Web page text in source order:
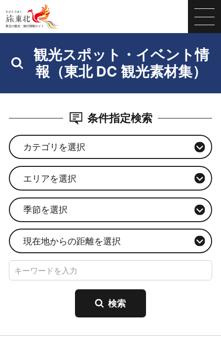
観光スポット・イベント情
報（東北 DC 観光素材集）
条件指定検索
カテゴリを選択
エリアを選択
季節を選択
現在地からの距離を選択